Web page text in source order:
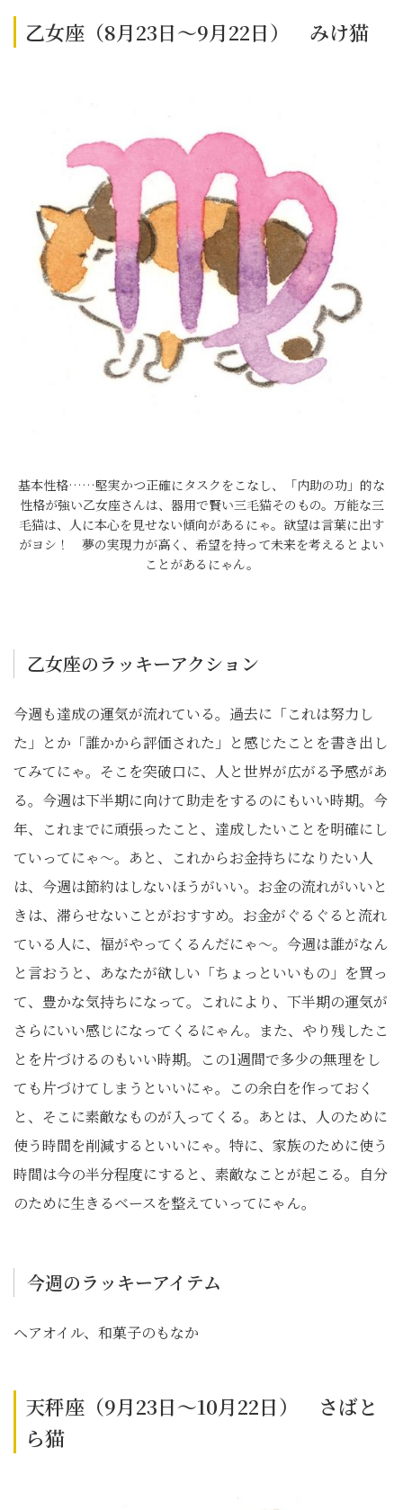
乙女座（8月23日～9月22日） みけ猫
基本性格……堅実かつ正確にタスクをこなし、「内助の功」的な
性格が強い乙女座さんは、器用で賢い三毛猫そのもの。万能な三
毛猫は、人に本心を見せない傾向があるにゃ。欲望は言葉に出す
がヨシ！ 夢の実現力が高く、希望を持って未来を考えるとよい
ことがあるにゃん。
乙女座のラッキーアクション
今週も達成の運気が流れている。過去に「これは努力し
た」とか「誰かから評価された」と感じたことを書き出し
てみてにゃ。そこを突破口に、人と世界が広がる予感があ
る。今週は下半期に向けて助走をするのにもいい時期。今
年、これまでに頑張ったこと、達成したいことを明確にし
ていってにゃ～。あと、これからお金持ちになりたい人
は、今週は節約はしないほうがいい。お金の流れがいいと
きは、滞らせないことがおすすめ。お金がぐるぐると流れ
ている人に、福がやってくるんだにゃ～。今週は誰がなん
と言おうと、あなたが欲しい「ちょっといいもの」を買っ
て、豊かな気持ちになって。これにより、下半期の運気が
さらにいい感じになってくるにゃん。また、やり残したこ
とを片づけるのもいい時期。この1週間で多少の無理をし
ても片づけてしまうといいにゃ。この余白を作っておく
と、そこに素敵なものが入ってくる。あとは、人のために
使う時間を削減するといいにゃ。特に、家族のために使う
時間は今の半分程度にすると、素敵なことが起こる。自分
のために生きるベースを整えていってにゃん。
今週のラッキーアイテム
ヘアオイル、和菓子のもなか
天秤座（9月23日～10月22日） さばと
ら猫